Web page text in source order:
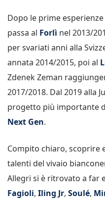
Dopo le prime
passa al Forlì nel 2013/
per svariati anni alla
annata 2014/2015, poi al
Zdenek Zeman
2017/2018. Dal 2019 alla
progetto più importante
Next Gen.
Compito chiaro, scoprire
talenti del vivaio
Allegri si è ritrovato a far
Fagioli, Iling Jr, Soulé,